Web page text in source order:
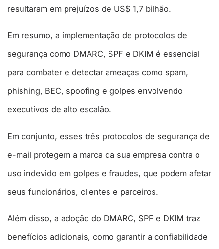
resultaram em prejuízos de US$ 1,7 bilhão.
Em resumo, a implementação de protocolos de
segurança como DMARC, SPF e DKIM é essencial
para combater e detectar ameaças como spam,
phishing, BEC, spoofing e golpes envolvendo
executivos de alto escalão.
Em conjunto, esses três protocolos de segurança de
e-mail protegem a marca da sua empresa contra o
uso indevido em golpes e fraudes, que podem afetar
seus funcionários, clientes e parceiros.
Além disso, a adoção do DMARC, SPF e DKIM traz
benefícios adicionais, como garantir a confiabilidade